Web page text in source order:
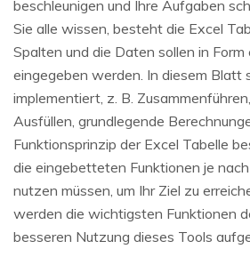
beschleunigen und Ihre Aufgaben
Sie alle wissen, besteht die Excel
Spalten und die Daten sollen in Form
eingegeben werden. In diesem Blatt
implementiert, z. B.
Ausfüllen, grundlegende
Funktionsprinzip der Excel Tabelle
die eingebetteten Funktionen je
nutzen müssen, um Ihr Ziel zu
werden die wichtigsten Funktionen
besseren Nutzung dieses Tools